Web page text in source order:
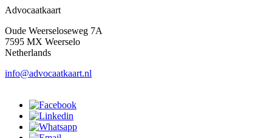
Advocaatkaart
Oude Weerseloseweg 7A
7595 MX Weerselo
Netherlands
info@advocaatkaart.nl